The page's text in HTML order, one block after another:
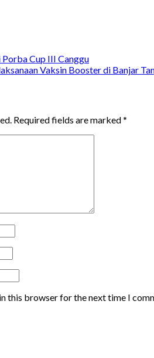
Cup III Canggu
Vaksin Booster di Banjar
Required fields are marked*
this browser for the next time I